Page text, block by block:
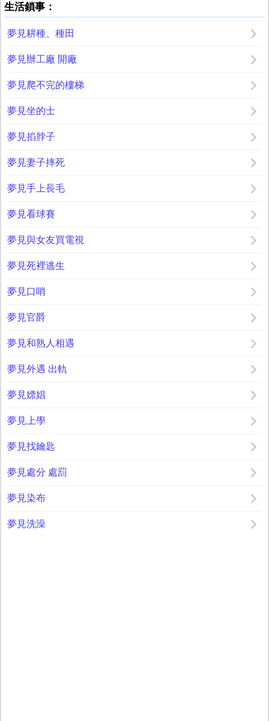
生活鎖事：
夢見耕種、種田
夢見辦工廠 開廠
夢見爬不完的樓梯
夢見坐的士
夢見掐脖子
夢見妻子摔死
夢見手上長毛
夢見看球賽
夢見與女友買電視
夢見死裡逃生
夢見口哨
夢見官爵
夢見和熟人相遇
夢見外遇 出軌
夢見嫖娼
夢見上學
夢見找鑰匙
夢見處分 處罰
夢見染布
夢見洗澡